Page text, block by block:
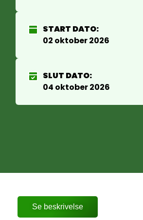
START DATO:
02 oktober 2026
SLUT DATO:
04 oktober 2026
Se beskrivelse